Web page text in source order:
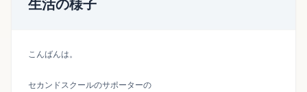
生活の様子
こんばんは。
セカンドスクールのサポーターの